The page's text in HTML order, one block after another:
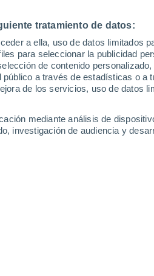
tratamiento de datos:
a ella, uso de datos limitados
para seleccionar la publicidad
de contenido
a través de estadísticas o a
de los servicios, uso de datos
mediante análisis de
investigación de audiencia y
0 / 7